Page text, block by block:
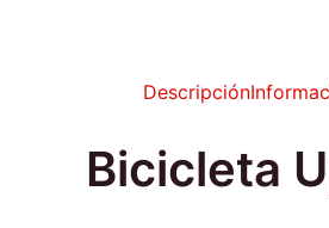
Descripción
Bicicleta